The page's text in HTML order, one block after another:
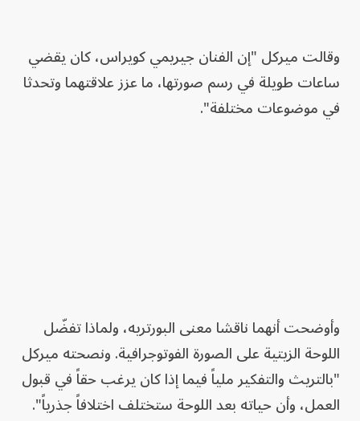
وقالت ميركل "إن الفنان جيريمي كويراس، كان يقضي
ساعات طويلة في رسم صورتها، ما عزز علاقتهما وتحدثا
في موضوعات مختلفة".
وأوضحت أنهما ناقشا معنى البورتريه، ولماذا تفضّل
اللوحة الزيتية على الصورة الفوتوجرافية. ونصحته ميركل
"بالتريث والتفكير ملياً فيما إذا كان يرغب حقاً في قبول
العمل، وأن حياته بعد اللوحة ستختلف اختلافاً جذرياً".